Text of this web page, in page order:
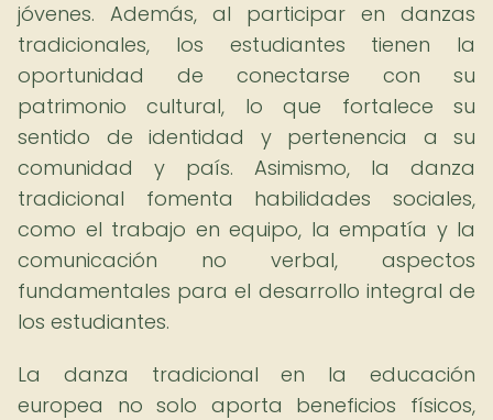
jóvenes. Además, al participar en danzas
tradicionales, los estudiantes tienen la
oportunidad de conectarse con su
patrimonio cultural, lo que fortalece su
sentido de identidad y pertenencia a su
comunidad y país. Asimismo, la danza
tradicional fomenta habilidades sociales,
como el trabajo en equipo, la empatía y la
comunicación no verbal, aspectos
fundamentales para el desarrollo integral de
los estudiantes.
La danza tradicional en la educación
europea no solo aporta beneficios físicos,